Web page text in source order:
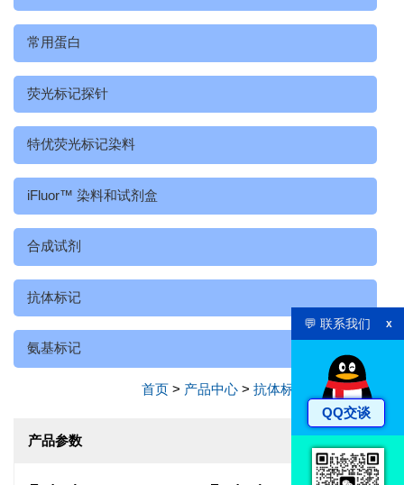
常用蛋白
荧光标记探针
特优荧光标记染料
iFluor™ 染料和试剂盒
合成试剂
抗体标记
氨基标记
首页 > 产品中心 >抗体标记 >氨基标记
产品参数
💬 联系我们 x
QQ交谈